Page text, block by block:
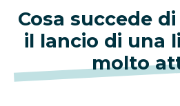
Cosa succede
il lancio di una
molto